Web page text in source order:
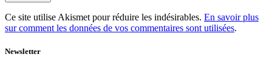
Ce site utilise Akismet pour réduire les indésirables. En savoir plus
sur comment les données de vos commentaires sont utilisées.
Newsletter